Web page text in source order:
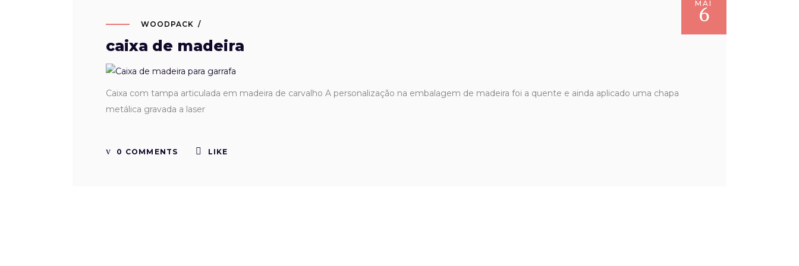
MAI
6
WOODPACK
caixa de madeira
Caixa com tampa articulada em madeira de carvalho A personalização na embalagem de madeira foi a quente e ainda aplicado uma chapa
metálica gravada a laser
0 COMMENTS LIKE